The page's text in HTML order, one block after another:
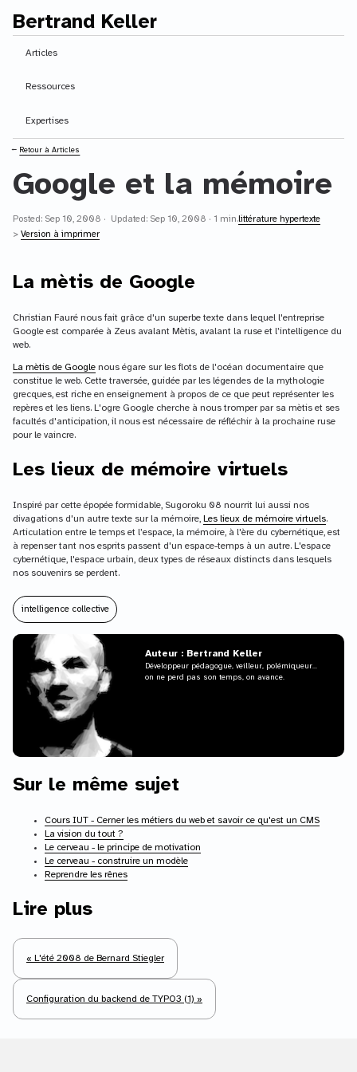
Contenu principal
Bertrand Keller
Articles
Ressources
Expertises
⭠ Retour à Articles
Google et la mémoire
Posted: Sep 10, 2008 · Updated: Sep 10, 2008 · 1 min.littérature hypertexte
> Version à imprimer
La mètis de Google
Christian Fauré nous fait grâce d'un superbe texte dans lequel l'entreprise
Google est comparée à Zeus avalant Mètis, avalant la ruse et l’intelligence du
web.
La mètis de Google nous égare sur les flots de l'océan documentaire que
constitue le web. Cette traversée, guidée par les légendes de la mythologie
grecques, est riche en enseignement à propos de ce que peut représenter les
repères et les liens. L'ogre Google cherche à nous tromper par sa mètis et ses
facultés d'anticipation, il nous est nécessaire de réfléchir à la prochaine ruse
pour le vaincre.
Les lieux de mémoire virtuels
Inspiré par cette épopée formidable, Sugoroku 08 nourrit lui aussi nos
divagations d'un autre texte sur la mémoire, Les lieux de mémoire virtuels.
Articulation entre le temps et l’espace, la mémoire, à l'ère du cybernétique, est
à repenser tant nos esprits passent d'un espace-temps à un autre. L'espace
cybernétique, l'espace urbain, deux types de réseaux distincts dans lesquels
nos souvenirs se perdent.
intelligence collective
Auteur : Bertrand Keller
Développeur pédagogue, veilleur, polémiqueur...
on ne perd pas son temps, on avance.
Sur le même sujet
Cours IUT - Cerner les métiers du web et savoir ce qu'est un CMS
La vision du tout ?
Le cerveau - le principe de motivation
Le cerveau - construire un modèle
Reprendre les rênes
Lire plus
« L'été 2008 de Bernard Stiegler
Configuration du backend de TYPO3 (1) »